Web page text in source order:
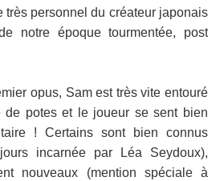
très personnel du créateur japonais
notre époque tourmentée, post
opus, Sam est très vite entouré
de potes et le joueur se sent bien
! Certains sont bien connus
incarnée par Léa Seydoux),
nouveaux (mention spéciale à